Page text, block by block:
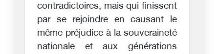
contradictoires, mais qui finissent
par se rejoindre en causant le
même préjudice à la souveraineté
nationale et aux générations